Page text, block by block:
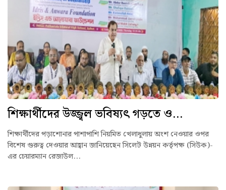
শিক্ষার্থীদের উজ্জ্বল ভবিষ্যৎ গড়তে ও...
শিক্ষার্থীদের পড়াশোনার পাশাপাশি নিয়মিত খেলাধুলায় অংশ নেওয়ার ওপর
বিশেষ গুরুত্ব দেওয়ার আহ্বান জানিয়েছেন সিলেট উন্নয়ন কর্তৃপক্ষ (সিউক)-
এর চেয়ারম্যান রেজাউল...